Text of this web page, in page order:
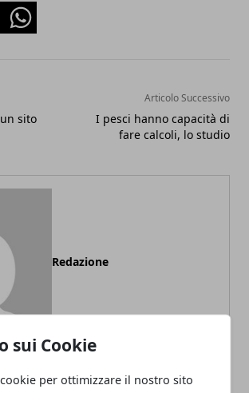
sui Cookie
per ottimizzare il nostro sito
Whatsapp
sito
Articolo Successivo
I pesci hanno capacità di
fare calcoli, lo studio
Redazione